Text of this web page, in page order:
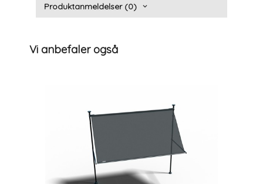
Produktanmeldelser (0)
Vi anbefaler også